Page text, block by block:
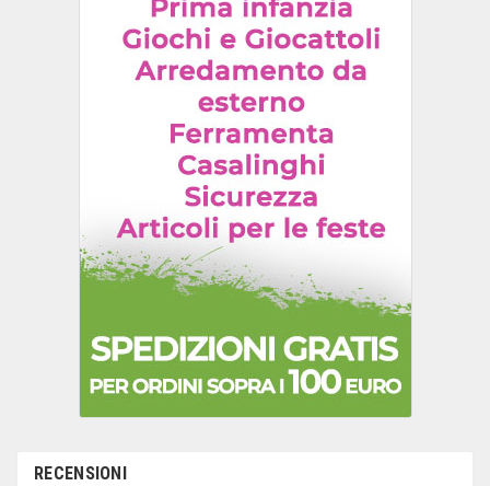
RECENSIONI